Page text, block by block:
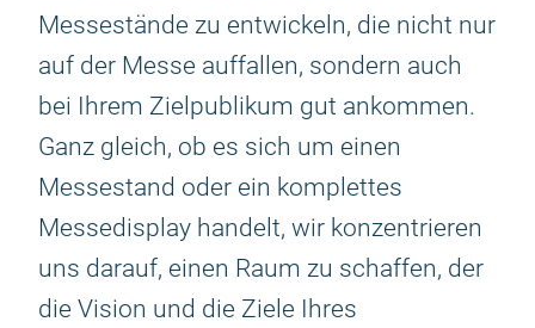
Messestände zu entwickeln, die nicht nur
auf der Messe auffallen, sondern auch
bei Ihrem Zielpublikum gut ankommen.
Ganz gleich, ob es sich um einen
Messestand oder ein komplettes
Messedisplay handelt, wir konzentrieren
uns darauf, einen Raum zu schaffen, der
die Vision und die Ziele Ihres